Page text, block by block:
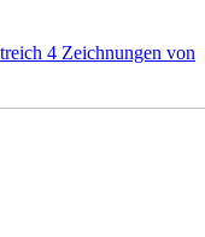
4 Zeichnungen von